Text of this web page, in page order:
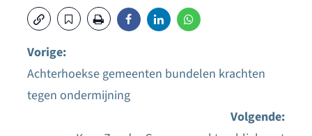
Bericht
Vorige:
Achterhoekse gemeenten bundelen krachten
tegen ondermijning
Volgende: